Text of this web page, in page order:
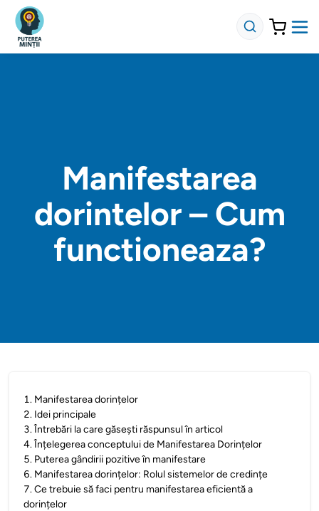
Manifestarea
dorintelor – Cum
functioneaza?
1. Manifestarea dorințelor
2. Idei principale
3.Întrebări la care găsești răspunsul în articol
4.Înțelegerea conceptului de Manifestarea Dorințelor
5. Puterea gândirii pozitive în manifestare
6. Manifestarea dorințelor: Rolul sistemelor de credințe
7.Ce trebuie să faci pentru manifestarea eficientă a
dorințelor